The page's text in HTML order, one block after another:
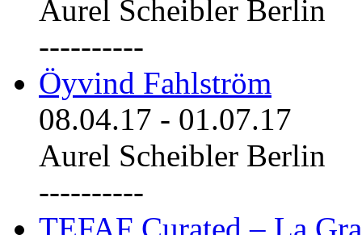
Aurel Scheibler Berlin
----------
Öyvind Fahlström
08.04.17 - 01.07.17
Aurel Scheibler Berlin
----------
TEFAF Curated – La